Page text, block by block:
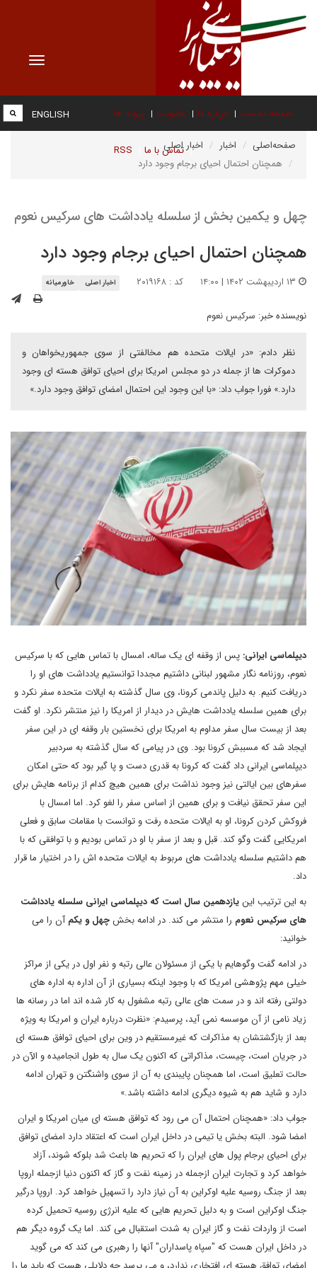
Toggle
صفحه نخست درباره ما عضویت پیوند ها
تماس با ما RSS
ENGLISH
صفحه‌اصلی اخبار
اخبار اصلی
همچنان احتمال احیای برجام وجود دارد
چهل و یکمین بخش از سلسله یادداشت های سرکیس نعوم
همچنان احتمال احیای برجام وجود دارد
کد : ۲۰۱۹۱۶۸ اخبار اصلی خاورمیانه
نویسنده خبر: سرکیس نعوم
نظر دادم: «در ایالات متحده هم مخالفتی از سوی جمهوریخواهان و
دموکرات ها از جمله در دو مجلس امریکا برای احیای توافق هسته ای وجود
دارد.» فورا جواب داد: «با این وجود این احتمال امضای توافق وجود دارد.»
دیپلماسی ایرانی: پس از وقفه ای یک ساله، امسال با تماس هایی که با سرکیس
نعوم، روزنامه نگار مشهور لبنانی داشتیم مجددا توانستیم یادداشت های او را
دریافت کنیم. به دلیل پاندمی کرونا، وی سال گذشته به ایالات متحده سفر نکرد و
برای همین سلسله یادداشت هایش در دیدار از امریکا را نیز منتشر نکرد. او گفت
بعد از بیست سال سفر مداوم به امریکا برای نخستین بار وقفه ای در این سفر
ایجاد شد که مسببش کرونا بود. وی در پیامی که سال گذشته به سردبیر
دیپلماسی ایرانی داد گفت که کرونا به قدری دست و پا گیر بود که حتی امکان
سفرهای بین ایالتی نیز وجود نداشت برای همین هیچ کدام از برنامه هایش برای
این سفر تحقق نیافت و برای همین از اساس سفر را لغو کرد. اما امسال با
فروکش کردن کرونا، او به ایالات متحده رفت و توانست با مقامات سابق و فعلی
امریکایی گفت وگو کند. قبل و بعد از سفر با او در تماس بودیم و با توافقی که با
هم داشتیم سلسله یادداشت های مربوط به ایالات متحده اش را در اختیار ما قرار
داد.
به این ترتیب اینیازدهمین سال است که دیپلماسی ایرانی سلسله یادداشت
های سرکیس نعوم را منتشر می کند. در ادامه بخشچهل و یکمآن را می
خوانید:
در ادامه گفت وگوهایم با یکی از مسئولان عالی رتبه و نفر اول در یکی از مراکز
خیلی مهم پژوهشی امریکا که با وجود اینکه بسیاری از آن اداره به اداره های
دولتی رفته اند و در سمت های عالی رتبه مشغول به کار شده اند اما در رسانه ها
زیاد نامی از آن موسسه نمی آید، پرسیدم: «نظرت درباره ایران و امریکا به ویژه
بعد از بازگشتشان به مذاکرات که غیرمستقیم در وین برای احیای توافق هسته ای
در جریان است، چیست، مذاکراتی که اکنون یک سال به طول انجامیده و الآن در
حالت تعلیق است، اما همچنان پایبندی به آن از سوی واشنگتن و تهران ادامه
دارد و شاید هم به شیوه دیگری ادامه داشته باشد.»
جواب داد: «همچنان احتمال آن می رود که توافق هسته ای میان امریکا و ایران
امضا شود. البته بخش یا تیمی در داخل ایران است که اعتقاد دارد امضای توافق
برای احیای برجام پول های ایران را که تحریم ها باعث شد بلوکه شوند، آزاد
خواهد کرد و تجارت ایران ازجمله در زمینه نفت و گاز که اکنون دنیا ازجمله اروپا
بعد از جنگ روسیه علیه اوکراین به آن نیاز دارد را تسهیل خواهد کرد. اروپا درگیر
جنگ اوکراین است و به دلیل تحریم هایی که علیه انرژی روسیه تحمیل کرده
است از واردات نفت و گاز ایران به شدت استقبال می کند. اما یک گروه دیگر هم
در داخل ایران هست که "سپاه پاسداران" آنها را رهبری می کند که می گوید